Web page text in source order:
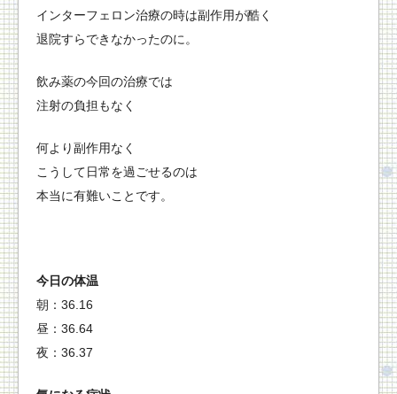
インターフェロン治療の時は副作用が酷く
退院すらできなかったのに。
飲み薬の今回の治療では
注射の負担もなく
何より副作用なく
こうして日常を過ごせるのは
本当に有難いことです。
今日の体温
朝：36.16
昼：36.64
夜：36.37